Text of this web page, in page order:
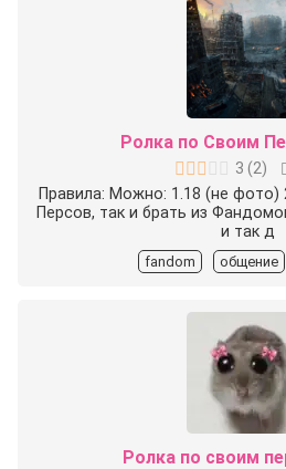
Ролка по Своим
3 (2)
Правила: Можно: 1.18 (не фото)
Персов, так и брать из
и так д
fandom общение
Ролка по своим